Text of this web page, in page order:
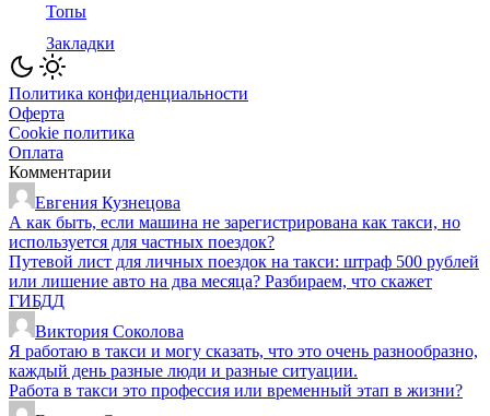
Топы
Закладки
Политика конфиденциальности
Оферта
Cookie политика
Оплата
Комментарии
Евгения Кузнецова
А как быть, если машина не зарегистрирована как такси, но
используется для частных поездок?
Путевой лист для личных поездок на такси: штраф 500 рублей
или лишение авто на два месяца? Разбираем, что скажет
ГИБДД
Виктория Соколова
Я работаю в такси и могу сказать, что это очень разнообразно,
каждый день разные люди и разные ситуации.
Работа в такси это профессия или временный этап в жизни?